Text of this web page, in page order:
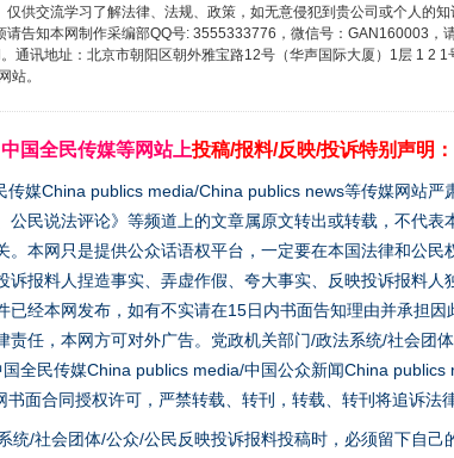
供交流学习了解法律、法规、政策，如无意侵犯到贵公司或个人的
告知本网制作采编部QQ号: 3555333776，微信号：GAN160003，
通讯地址：北京市朝阳区朝外雅宝路12号（华声国际大厦）1层 1 2
站。
国全民传媒等网站上投稿/报料/反映/投诉特别声明：
媒China publics media/China publics news等传媒网站严
公民说法评论》等频道上的文章属原文转出或转载，不代
本网只是提供公众话语权平台，一定要在本国法律和公民
诉报料人捏造事实、弄虚作假、夸大事实、反映投诉报料
经本网发布，如有不实请在15日内书面告知理由并承担
任，本网方可对外广告。党政机关部门/政法系统/社会团
全民传媒China publics media/中国公众新闻China
面合同授权许可，严禁转载、转刊，转载、转刊将追诉法律
统/社会团体/公众/公民反映投诉报料投稿时，必须留下自己
行业协会接连发公告
让核能赋能千行百业